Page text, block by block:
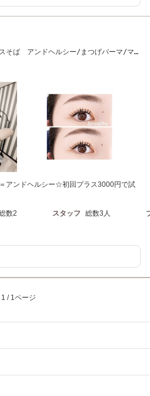
そば アンドヘルシー/まつげパーマ/マ
アンドヘルシー☆初回プラス3000円で試
数2 スタッフ 総数3人
1 / 1ページ